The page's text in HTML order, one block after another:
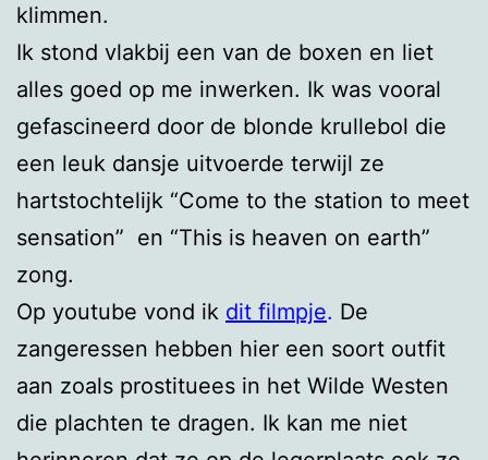
klimmen.
Ik stond vlakbij een van de boxen en liet
alles goed op me inwerken. Ik was vooral
gefascineerd door de blonde krullebol die
een leuk dansje uitvoerde terwijl ze
hartstochtelijk “Come to the station to meet
sensation” en “This is heaven on earth”
zong.
Op youtube vond ik dit filmpje. De
zangeressen hebben hier een soort outfit
aan zoals prostituees in het Wilde Westen
die plachten te dragen. Ik kan me niet